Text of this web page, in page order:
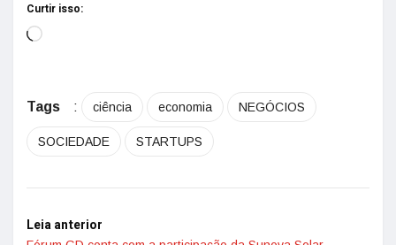
Curtir isso:
Tags : ciência economia NEGÓCIOS
SOCIEDADE STARTUPS
Leia anterior